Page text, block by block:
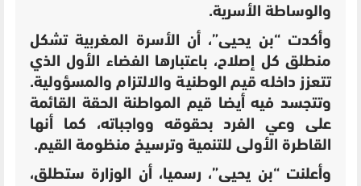
والوساطة الأسرية.
وأكدت “بن يحيى”، أن الأسرة المغربية تشكل
منطلق كل إصلاح، باعتبارها الفضاء الأول الذي
تتعزز داخله قيم الوطنية والالتزام والمسؤولية.
وتتجسد فيه أيضا قيم المواطنة الحقة القائمة
على وعي الفرد بحقوقه وواجباته، كما أنها
القاطرة الأولى للتنمية وترسيخ منظومة القيم.
وأعلنت “بن يحيى”، رسميا، أن الوزارة ستطلق،